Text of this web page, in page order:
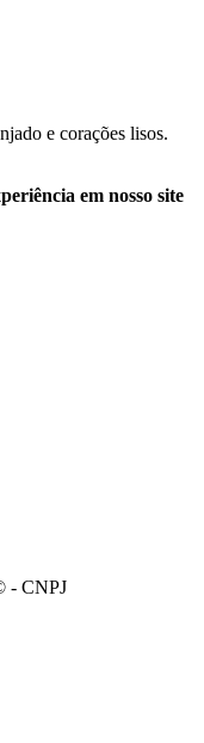
e corações lisos.
em nosso site
- CNPJ